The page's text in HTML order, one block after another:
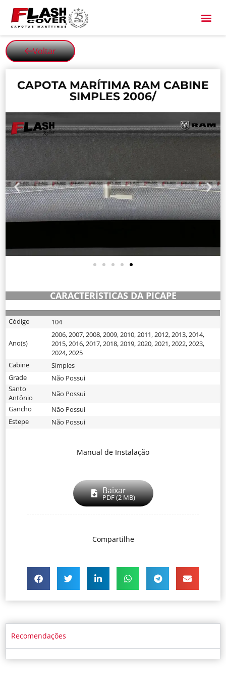
Voltar
CAPOTA MARÍTIMA RAM CABINE
SIMPLES 2006/
CARACTERÍSTICAS DA PICAPE
Código 104
Ano(s)
2006,2007,2008,2009,2010,2011,2012,2013,2014,
2015,2016,2017,2018,2019,2020,2021,2022,2023,
2024,2025
Cabine
Simples
Grade
Não Possui
Santo
Antônio
Não Possui
Gancho
Não Possui
Estepe
Não Possui
Manual de Instalação
Baixar
PDF (2 MB)
Compartilhe
Recomendações